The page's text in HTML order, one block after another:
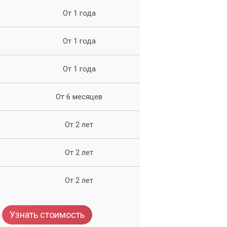
От 1 года
От 1 года
От 1 года
От 6 месяцев
От 2 лет
От 2 лет
От 2 лет
Узнать стоимость